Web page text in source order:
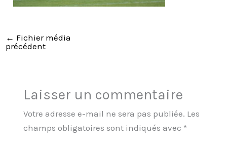
← Fichier média
précédent
Laisser un commentaire
Votre adresse e-mail ne sera pas publiée. Les
champs obligatoires sont indiqués avec *